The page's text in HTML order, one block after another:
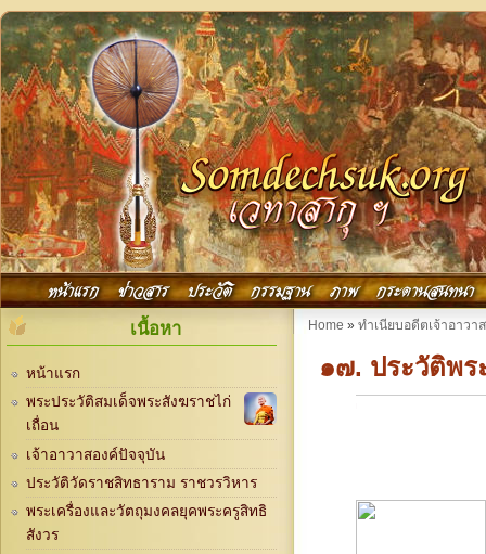
Skip to main content
Main menu
หน้าแรก ข่าวสาร ประวัติ กรรมฐาน ภาพ กระดานสนทนา
เนื้อหา
หน้าแรก
พระประวัติสมเด็จพระสังฆราชไก่
เถื่อน
เจ้าอาวาสองค์ปัจจุบัน
ประวัติวัดราชสิทธาราม ราชวรวิหาร
พระเครื่องและวัตถุมงคลยุคพระครูสิทธิ
สังวร
You are here
Home » ทำเนียบอดีตเจ้าอาวา
๑๗. ประวัติพร